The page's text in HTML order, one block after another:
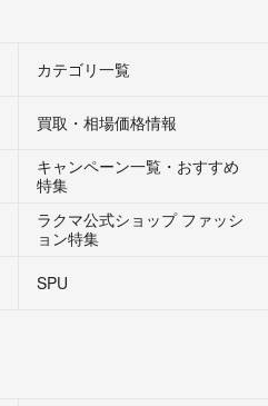
カテゴリ一覧
買取・相場価格情報
キャンペーン一覧・おすすめ
特集
ラクマ公式ショップ ファッシ
ョン特集
SPU